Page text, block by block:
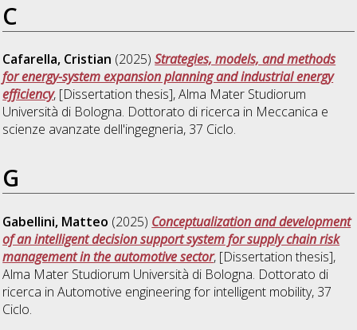
C
Cafarella, Cristian (2025)Strategies, models, and methods
for energy-system expansion planning and industrial energy
efficiency, [Dissertation thesis], Alma Mater Studiorum
Università di Bologna. Dottorato di ricerca in Meccanica e
scienze avanzate dell'ingegneria, 37 Ciclo.
G
Gabellini, Matteo (2025) Conceptualization and development
of an intelligent decision support system for supply chain risk
management in the automotive sector, [Dissertation thesis],
Alma Mater Studiorum Università di Bologna. Dottorato di
ricerca inAutomotive engineering for intelligent mobility, 37
Ciclo.